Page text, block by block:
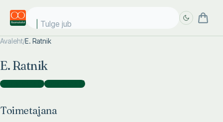
Tulge juba!
Avaleht/E. Ratnik
E. Ratnik
Toimetajana )Koostajana )
Toimetajana